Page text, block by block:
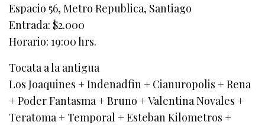
Espacio 56, Metro Republica, Santiago
Entrada: $2.000
Horario: 19:00 hrs.
Tocata a la antigua
Los Joaquines + Indenadfin + Cianuropolis + Rena
+ Poder Fantasma + Bruno + Valentina Novales +
Teratoma + Temporal + Esteban Kilometros +